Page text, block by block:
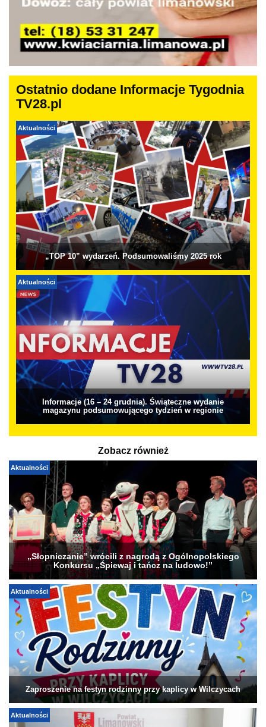
Ostatnio dodane Informacje Tygodnia
TV28.pl
Aktualności
„TOP 10” wydarzeń. Podsumowaliśmy 2025 rok
Aktualności
Informacje (16 – 24 grudnia). Świąteczne wydanie
magazynu podsumowującego tydzień w regionie
Zobacz również
Aktualności
„Słopniczanie” wrócili z nagrodą z Ogólnopolskiego
Konkursu „Śpiewaj i tańcz na ludowo!”
Aktualności
Zaproszenie na festyn rodzinny przy kaplicy w Wilczycach
Aktualności